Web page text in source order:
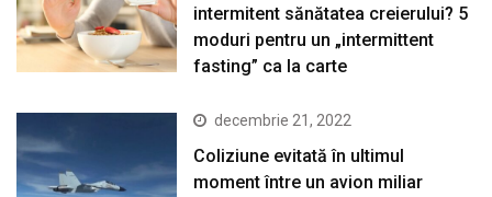
intermitent sănătatea creierului? 5
moduri pentru un „intermittent
fasting” ca la carte
decembrie 21, 2022
Coliziune evitată în ultimul
moment între un avion miliar